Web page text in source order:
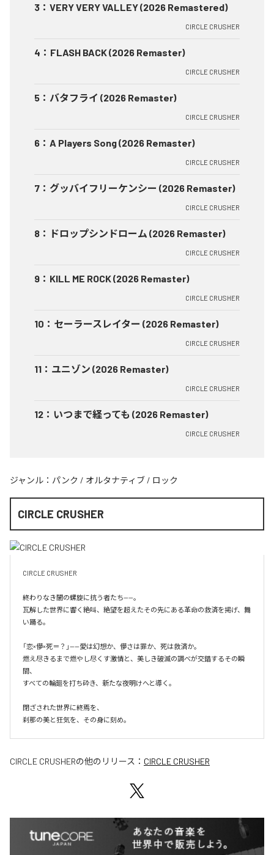
3 ： VERY VERY VALLEY (2026 Remastered)
CIRCLE CRUSHER
4 ： FLASH BACK (2026 Remaster)
CIRCLE CRUSHER
5 ： バタフライ (2026 Remaster)
CIRCLE CRUSHER
6 ： A Players Song (2026 Remaster)
CIRCLE CRUSHER
7 ： グッバイフリーケンシー (2026 Remaster)
CIRCLE CRUSHER
8 ： ドロップシンドローム (2026 Remaster)
CIRCLE CRUSHER
9 ： KILL ME ROCK (2026 Remaster)
CIRCLE CRUSHER
10 ： セーラースレイター (2026 Remaster)
CIRCLE CRUSHER
11 ： ユニゾン (2026 Remaster)
CIRCLE CRUSHER
12 ： いつまで経っても (2026 Remaster)
CIRCLE CRUSHER
ジャンル： パンク / オルタナティブ / ロック
CIRCLE CRUSHER
CIRCLE CRUSHER
終わりなき闇の螺旋に抗う者たち——。
瓦解した世界に響く絶叫、絶望を超えたその先にある革命の救済を掲げ、舞
い踊る。
「恋×儚×死＝？」——愛は幻想か、儚さは罪か、死は救済か。
燃え尽きるまで燃やし尽くす激情と、美しき破滅の調べが交錯するその瞬
間、
すべての輪廻を打ち砕き、新たな夜明けへと導く。
閉ざされた世界に終焉を、
刹那の美と狂気を、その身に刻め。
CIRCLE CRUSHERの他のリリース： CIRCLE CRUSHER